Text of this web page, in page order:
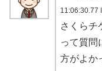
11:06:30.77
さくらチ
って質問
方がよか